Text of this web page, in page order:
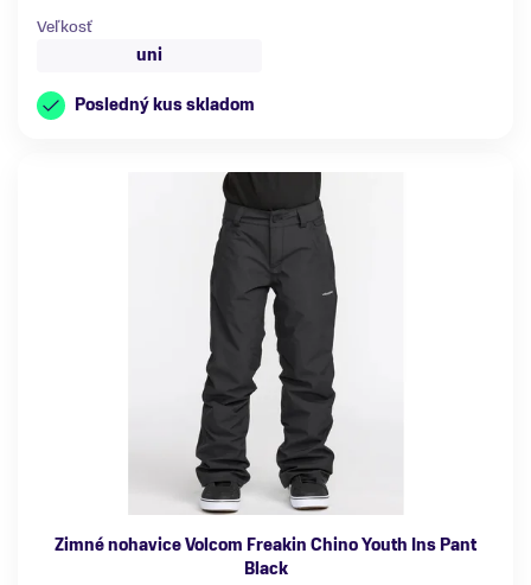
Veľkosť
uni
Posledný kus skladom
Zimné nohavice Volcom Freakin Chino Youth Ins Pant
Black